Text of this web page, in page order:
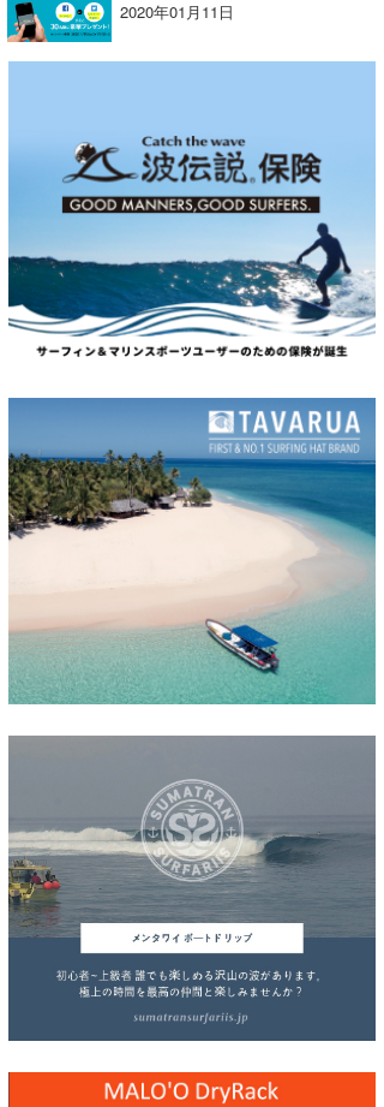
2020年01月11日
YUKI☆
たっちー
まっきー
三輪予報士
小川予報士
上田純子
上條将美
SancheZ
ゴン
予報士 hiro.
banpaku
Romisea